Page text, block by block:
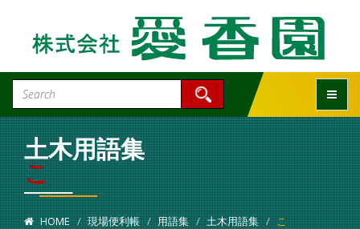
土木用語集
こ
HOME 現場便利帳 用語集 土木用語集 こ